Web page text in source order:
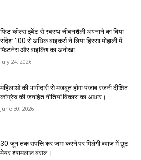
फिट व्हील्स इवेंट से स्वस्थ जीवनशैली अपनाने का दिया
संदेश 100 से अधिक बाइकर्स ने लिया हिस्सा मोहाली में
फिटनेस और बाइकिंग का अनोखा...
July 24, 2026
महिलाओं की भागीदारी से मजबूत होगा पंजाब रजनी दीक्षित
कांग्रेस की जनहित नीतियां विकास का आधार।
June 30, 2026
30 जून तक संपत्ति कर जमा करने पर मिलेगी ब्याज में छूट
मेयर श्यामलाल बंसल।